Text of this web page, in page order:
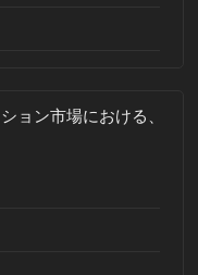
ョン市場における、